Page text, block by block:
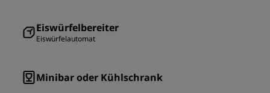
Eiswürfelbereiter
Eiswürfelautomat
Minibar oder Kühlschrank